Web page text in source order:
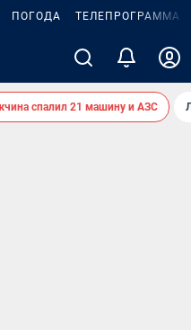
ПОГОДА ТЕЛЕПРОГРАММА
спалил 21 машину и АЗС